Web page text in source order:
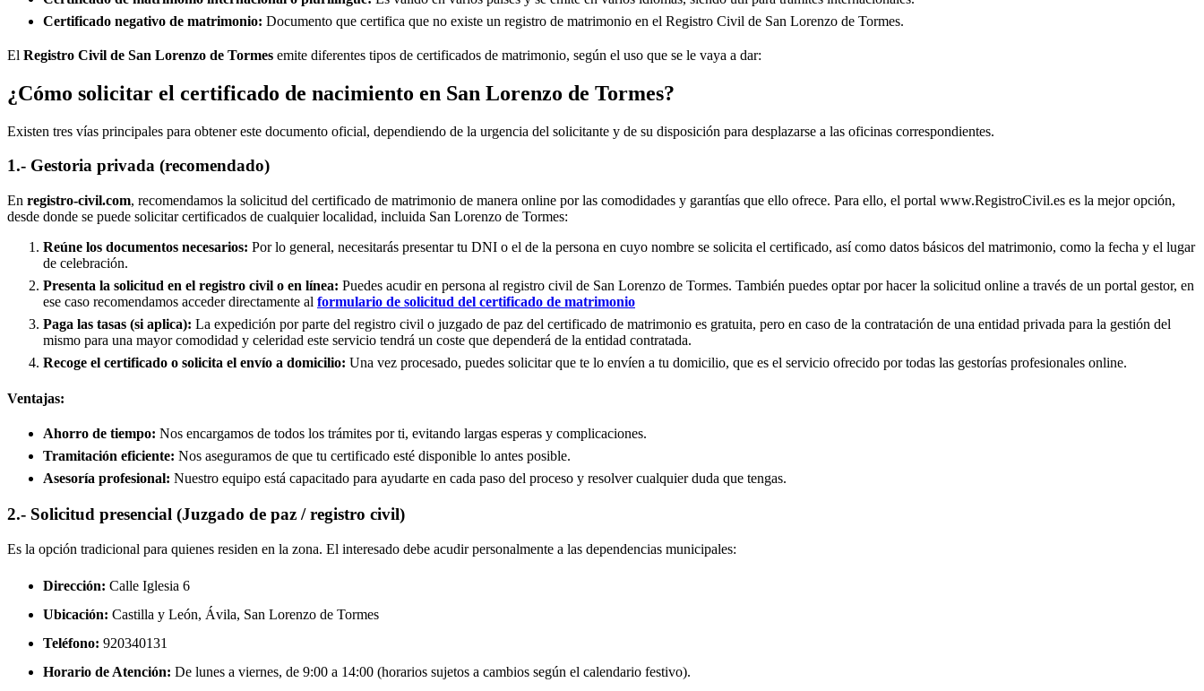
Certificado negativo de matrimonio: Documento que certifica que no existe un registro de matrimonio en el Registro Civil de San Lorenzo de Tormes.
El Registro Civil de San Lorenzo de Tormes emite diferentes tipos de certificados de matrimonio, según el uso que se le vaya a dar:
¿Cómo solicitar el certificado de nacimiento en San Lorenzo de Tormes?
Existen tres vías principales para obtener este documento oficial, dependiendo de la urgencia del solicitante y de su disposición para desplazarse a las oficinas correspondientes.
1.- Gestoria privada (recomendado)
En registro-civil.com, recomendamos la solicitud del certificado de matrimonio de manera online por las comodidades y garantías que ello ofrece. Para ello, el portal www.RegistroCivil.es es la mejor opción,
desde donde se puede solicitar certificados de cualquier localidad, incluida San Lorenzo de Tormes:
Reúne los documentos necesarios: Por lo general, necesitarás presentar tu DNI o el de la persona en cuyo nombre se solicita el certificado, así como datos básicos del matrimonio, como la fecha y el lugar
de celebración.
Presenta la solicitud en el registro civil o en línea: Puedes acudir en persona al registro civil de San Lorenzo de Tormes. También puedes optar por hacer la solicitud online a través de un portal gestor, en
ese caso recomendamos acceder directamente al formulario de solicitud del certificado de matrimonio
Paga las tasas (si aplica): La expedición por parte del registro civil o juzgado de paz del certificado de matrimonio es gratuita, pero en caso de la contratación de una entidad privada para la gestión del
mismo para una mayor comodidad y celeridad este servicio tendrá un coste que dependerá de la entidad contratada.
Recoge el certificado o solicita el envío a domicilio: Una vez procesado, puedes solicitar que te lo envíen a tu domicilio, que es el servicio ofrecido por todas las gestorías profesionales online.
Ventajas:
Ahorro de tiempo: Nos encargamos de todos los trámites por ti, evitando largas esperas y complicaciones.
Tramitación eficiente: Nos aseguramos de que tu certificado esté disponible lo antes posible.
Asesoría profesional: Nuestro equipo está capacitado para ayudarte en cada paso del proceso y resolver cualquier duda que tengas.
2.- Solicitud presencial (Juzgado de paz / registro civil)
Es la opción tradicional para quienes residen en la zona. El interesado debe acudir personalmente a las dependencias municipales:
Dirección: Calle Iglesia 6
Ubicación: Castilla y León, Ávila, San Lorenzo de Tormes
Teléfono: 920340131
Horario de Atención: De lunes a viernes, de 9:00 a 14:00 (horarios sujetos a cambios según el calendario festivo).